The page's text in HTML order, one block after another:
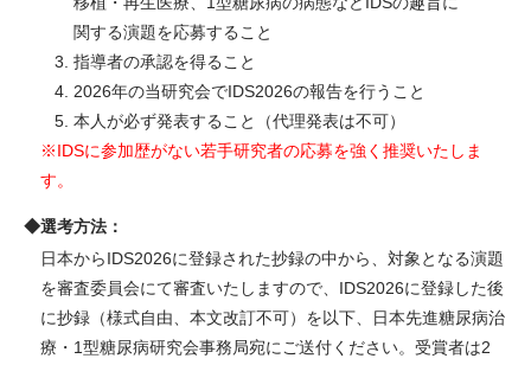
関する演題を応募すること
指導者の承認を得ること
2026年の当研究会でIDS2026の報告を行うこと
本人が必ず発表すること（代理発表は不可）
※IDSに参加歴がない若手研究者の応募を強く推奨いたしま
す。
◆選考方法：
日本からIDS2026に登録された抄録の中から、対象となる演題
を審査委員会にて審査いたしますので、IDS2026に登録した後
に抄録（様式自由、本文改訂不可）を以下、日本先進糖尿病治
療・1型糖尿病研究会事務局宛にご送付ください。受賞者は2